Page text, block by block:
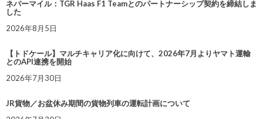
ネバーマイル：TGR Haas F1 Teamとのパートナーシップ契約を締結しま
した
2026年8月5日
【トドケール】マルチキャリア化に向けて、2026年7月よりヤマト運輸
とのAPI連携を開始
2026年7月30日
JR貨物／お盆休み期間の貨物列車の運転計画について